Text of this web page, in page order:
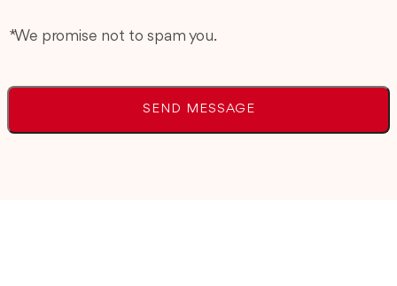
* We promise not to spam you.